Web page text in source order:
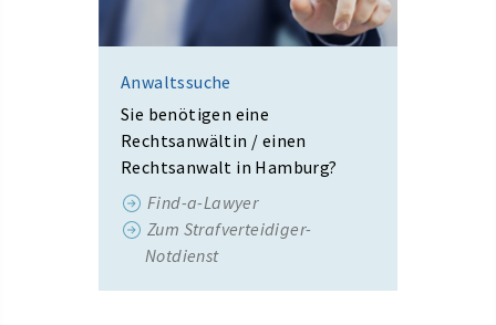
Anwaltssuche
Sie benötigen eine
Rechtsanwältin / einen
Rechtsanwalt in Hamburg?
Find-a-Lawyer
Zum Strafverteidiger-
Notdienst